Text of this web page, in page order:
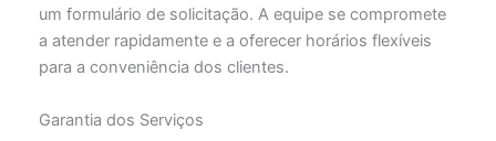
um formulário de solicitação. A equipe se compromete
a atender rapidamente e a oferecer horários flexíveis
para a conveniência dos clientes.
Garantia dos Serviços